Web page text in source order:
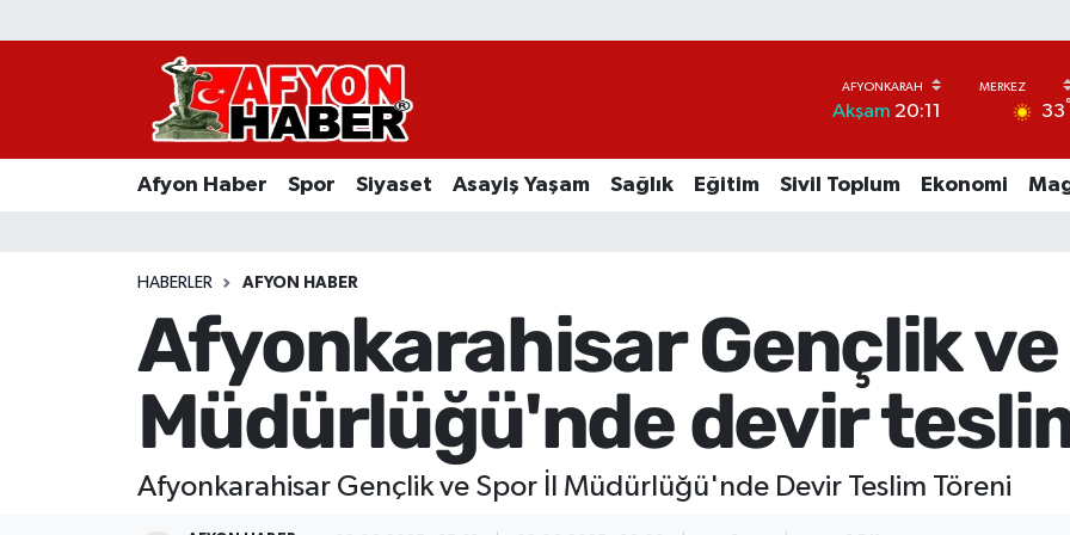
Akşam 20:11 33°
Afyon Haber Spor Siyaset Asayiş Yaşam Sağlık Eğitim Sivil Toplum Ekonomi
HABERLER AFYON HABER
Afyonkarahisar Gençlik ve
Müdürlüğü'nde devir
Afyonkarahisar Gençlik ve Spor İl Müdürlüğü'nde Devir Teslim Töreni
Afyon Haber
Asayiş Yaşam